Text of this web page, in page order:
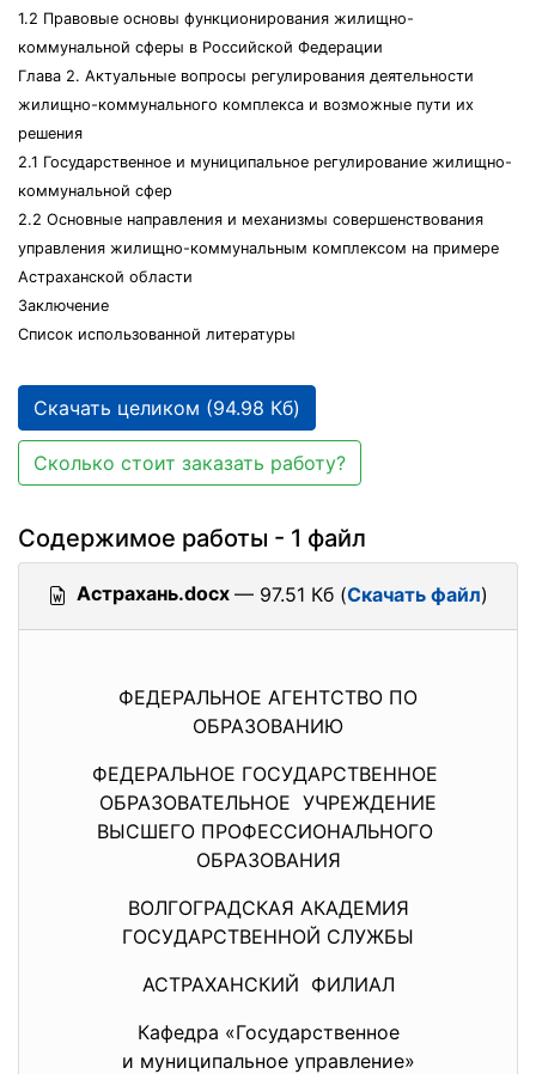
1.2 Правовые основы функционирования жилищно-
коммунальной сферы в Российской Федерации
Глава 2. Актуальные вопросы регулирования деятельности
жилищно-коммунального комплекса и возможные пути их
решения
2.1 Государственное и муниципальное регулирование жилищно-
коммунальной сфер
2.2 Основные направления и механизмы совершенствования
управления жилищно-коммунальным комплексом на примере
Астраханской области
Заключение
Список использованной литературы
Скачать целиком (94.98 Кб)
Сколько стоит заказать работу?
Содержимое работы - 1 файл
Астрахань.docx — 97.51 Кб (Скачать файл)
ФЕДЕРАЛЬНОЕ АГЕНТСТВО ПО
ОБРАЗОВАНИЮ
ФЕДЕРАЛЬНОЕ ГОСУДАРСТВЕННОЕ
ОБРАЗОВАТЕЛЬНОЕ УЧРЕЖДЕНИЕ
ВЫСШЕГО ПРОФЕССИОНАЛЬНОГО
ОБРАЗОВАНИЯ
ВОЛГОГРАДСКАЯ АКАДЕМИЯ
ГОСУДАРСТВЕННОЙ СЛУЖБЫ
АСТРАХАНСКИЙ ФИЛИАЛ
Кафедра «Государственное
и муниципальное управление»